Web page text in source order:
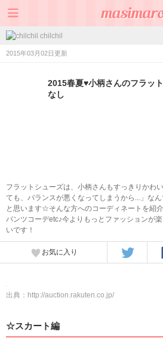
chilchil
2015年03月02日更新
2015春夏♥小柄さんのフラッ
なし
フラットシューズは、小柄さんもすっきりかわ
ても、バランスが悪くなってしまうから...」な
と思います☆そんな方へのコーディネートを紹
パンツコーデetc♪今よりもっとファッションが
いです！
お気に入り
出典： http://auction.rakuten.co.jp/
☆スカート編